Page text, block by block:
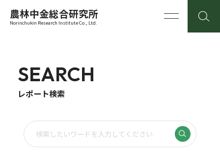
農林中金総合研究所
Norinchukin Research Institute Co., Ltd.
SEARCH
レポート検索